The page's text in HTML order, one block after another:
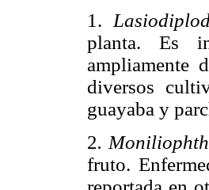
1.
planta. Es
ampliamente
diversos
guayaba y
2.
fruto.